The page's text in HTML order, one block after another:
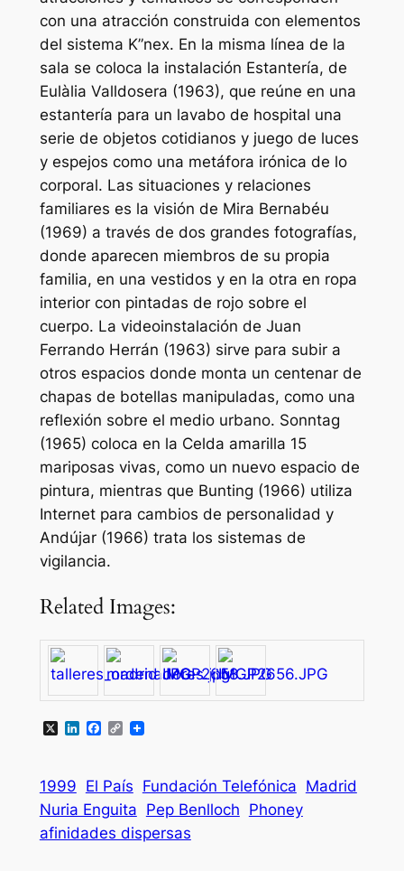
con una atracción construida con elementos
del sistema K”nex. En la misma línea de la
sala se coloca la instalación Estantería, de
Eulàlia Valldosera (1963), que reúne en una
estantería para un lavabo de hospital una
serie de objetos cotidianos y juego de luces
y espejos como una metáfora irónica de lo
corporal. Las situaciones y relaciones
familiares es la visión de Mira Bernabéu
(1969) a través de dos grandes fotografías,
donde aparecen miembros de su propia
familia, en una vestidos y en la otra en ropa
interior con pintadas de rojo sobre el
cuerpo. La videoinstalación de Juan
Ferrando Herrán (1963) sirve para subir a
otros espacios donde monta un centenar de
chapas de botellas manipuladas, como una
reflexión sobre el medio urbano. Sonntag
(1965) coloca en la Celda amarilla 15
mariposas vivas, como un nuevo espacio de
pintura, mientras que Bunting (1966) utiliza
Internet para cambios de personalidad y
Andújar (1966) trata los sistemas de
vigilancia.
Related Images:
X LinkedIn
Facebook
Copy
1999 El País Fundación Telefónica Madrid
Nuria Enguita Pep Benlloch Phoney
afinidades dispersas